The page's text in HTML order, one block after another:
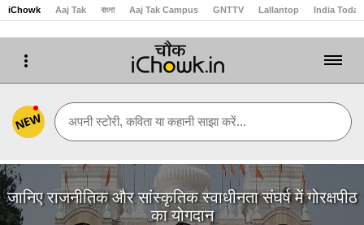
iChowk Aaj Tak বাংলা Aaj Tak Campus GNTTV Lallantop India Today
NEW अपनी स्टोरी, कविता या कहानी साझा करें...
जानिए राजनीतिक और सांस्कृतिक स्वाधीनता संघर्ष में गोरक्षपीठ
का योगदान